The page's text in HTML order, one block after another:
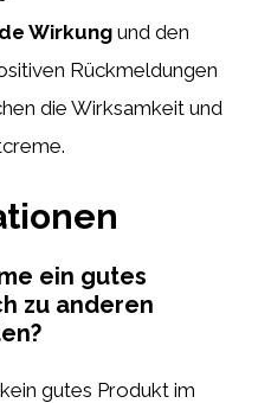
Wirkung und den
Rückmeldungen
die Wirksamkeit und
ein gutes
zu anderen
gutes Produkt im